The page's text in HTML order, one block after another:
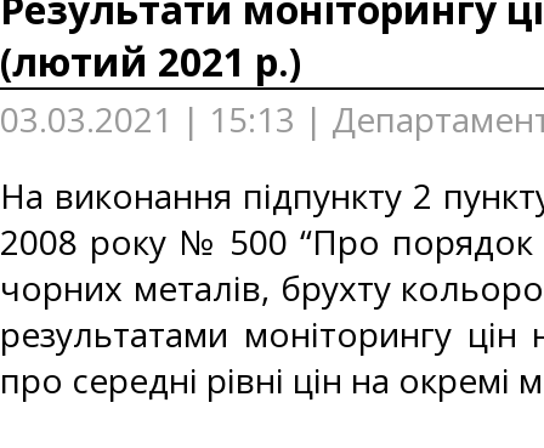
(лютий 2021 р.)
03.03.2021 | 15:13 |
На виконання підпункту 2
2008 року № 500 “Про порядок
чорних металів, брухту
результатами моніторингу
про середні рівні цін на окремі